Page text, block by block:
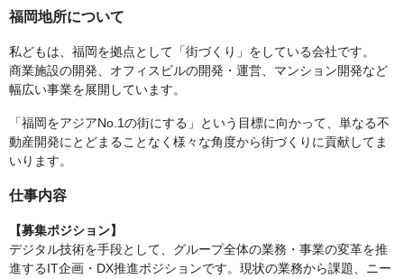
福岡地所について
私どもは、福岡を拠点として「街づくり」をしている会社です。
商業施設の開発、オフィスビルの開発・運営、マンション開発など
幅広い事業を展開しています。
「福岡をアジアNo.1の街にする」という目標に向かって、単なる不
動産開発にとどまることなく様々な角度から街づくりに貢献してま
いります。
仕事内容
【募集ポジション】
デジタル技術を手段として、グループ全体の業務・事業の変革を推
進するIT企画・DX推進ポジションです。現状の業務から課題、ニー